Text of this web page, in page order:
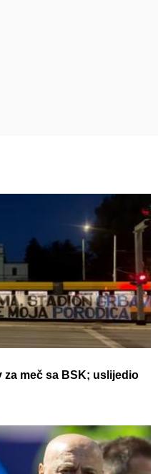
za meč sa BSK; uslijedio